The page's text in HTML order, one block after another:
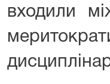
входили